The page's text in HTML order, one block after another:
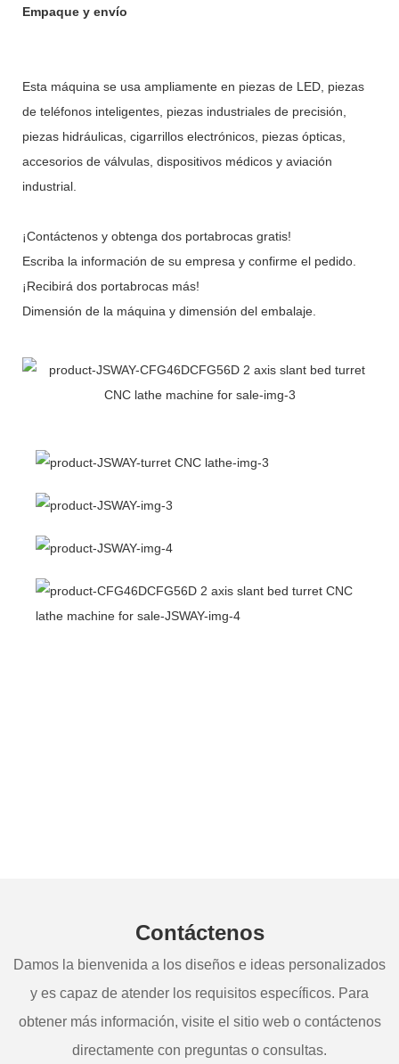
Empaque y envío
Esta máquina se usa ampliamente en piezas de LED, piezas
de teléfonos inteligentes, piezas industriales de precisión,
piezas hidráulicas, cigarrillos electrónicos, piezas ópticas,
accesorios de válvulas, dispositivos médicos y aviación
industrial.
¡Contáctenos y obtenga dos portabrocas gratis!
Escriba la información de su empresa y confirme el pedido.
¡Recibirá dos portabrocas más!
Dimensión de la máquina y dimensión del embalaje.
Contáctenos
Damos la bienvenida a los diseños e ideas personalizados
y es capaz de atender los requisitos específicos. Para
obtener más información, visite el sitio web o contáctenos
directamente con preguntas o consultas.